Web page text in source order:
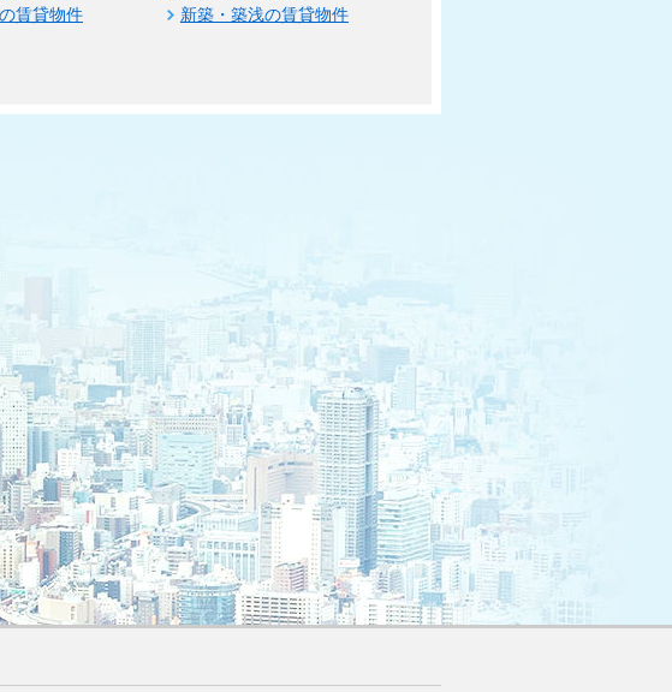
賃貸物件
新築・築浅の賃貸物件